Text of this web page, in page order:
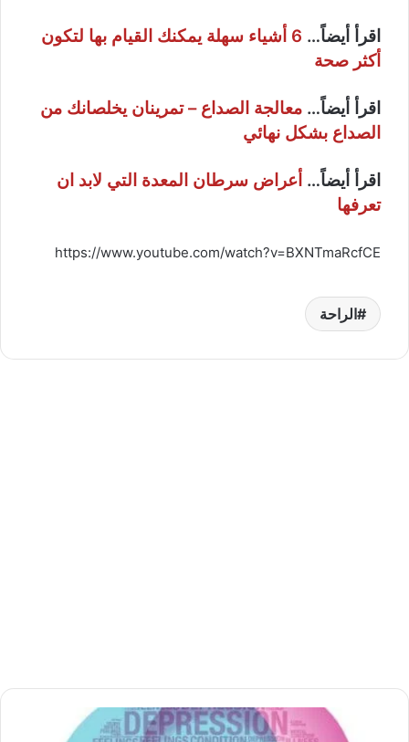
اقرأ أيضاً…
6 أشياء سهلة يمكنك القيام بها لتكون
أكثر صحة
اقرأ أيضاً… معالجة الصداع – تمرينان يخلصانك من
الصداع بشكل نهائي
اقرأ أيضاً… أعراض سرطان المعدة التي لابد ان
تعرفها
https://www.youtube.com/watch?v=BXNTmaRcfCE
الراحة